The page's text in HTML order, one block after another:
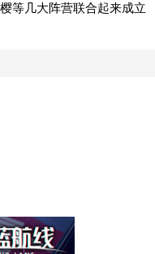
等几大阵营联合起来成立